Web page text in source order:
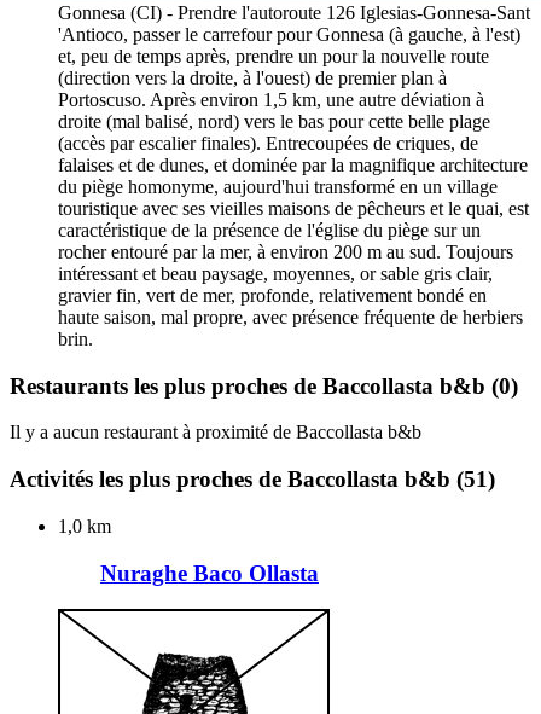
Gonnesa (CI) - Prendre l'autoroute 126 Iglesias-Gonnesa-Sant
'Antioco, passer le carrefour pour Gonnesa (à gauche, à l'est)
et, peu de temps après, prendre un pour la nouvelle route
(direction vers la droite, à l'ouest) de premier plan à
Portoscuso. Après environ 1,5 km, une autre déviation à
droite (mal balisé, nord) vers le bas pour cette belle plage
(accès par escalier finales). Entrecoupées de criques, de
falaises et de dunes, et dominée par la magnifique architecture
du piège homonyme, aujourd'hui transformé en un village
touristique avec ses vieilles maisons de pêcheurs et le quai, est
caractéristique de la présence de l'église du piège sur un
rocher entouré par la mer, à environ 200 m au sud. Toujours
intéressant et beau paysage, moyennes, or sable gris clair,
gravier fin, vert de mer, profonde, relativement bondé en
haute saison, mal propre, avec présence fréquente de herbiers
brin.
Restaurants les plus proches de Baccollasta b&b (0)
Il y a aucun restaurant à proximité de Baccollasta b&b
Activités les plus proches de Baccollasta b&b (51)
1,0 km
Nuraghe Baco Ollasta